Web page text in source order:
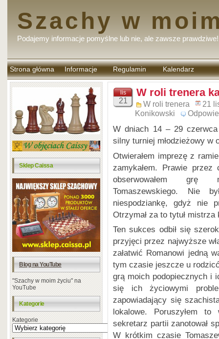
Szachy w
Podajemy informacje pomyślne lub nie, ale zawsze prawdziwe!
Strona główna Informacje Regulamin
komentarzy
Kalendarz
Sklep Caissa
Blog na YouTube
"Szachy w moim życiu" na
YouTube
Kategorie
Kategorie
lis
21
W roli trenera
W roli trenera
21
Konikowski
W dniach 14 – 29
silny turniej młodzieżowy w
Otwierałem imprezę z
zamykałem. Prawie
obserwowałem grę
Tomaszewskiego. Nie
niespodziankę, gdyż nie
Otrzymał za to tytuł mistrza
Ten sukces odbił się
przyjęci przez najwyższe
załatwić Romanowi jedną
tym czasie jeszcze u
grą moich podopiecznych i
się ich życiowymi
zapowiadający się
lokalowe. Poruszyłem
sekretarz partii zanotował
W krótkim czasie